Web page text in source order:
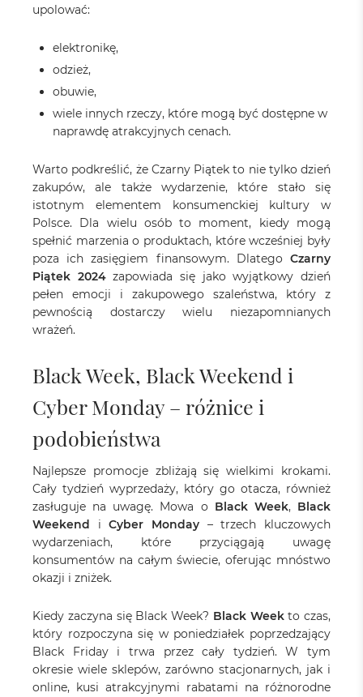
upolować:
elektronikę,
odzież,
obuwie,
wiele innych rzeczy, które mogą być dostępne w
naprawdę atrakcyjnych cenach.
Warto podkreślić, że Czarny Piątek to nie tylko dzień
zakupów, ale także wydarzenie, które stało się
istotnym elementem konsumenckiej kultury w
Polsce. Dla wielu osób to moment, kiedy mogą
spełnić marzenia o produktach, które wcześniej były
poza ich zasięgiem finansowym. Dlatego Czarny
Piątek 2024zapowiada się jako wyjątkowy dzień
pełen emocji i zakupowego szaleństwa, który z
pewnością dostarczy wielu niezapomnianych
wrażeń.
Black Week, Black Weekend i
Cyber Monday – różnice i
podobieństwa
Najlepsze promocje zbliżają się wielkimi krokami.
Cały tydzień wyprzedaży, który go otacza, również
zasługuje na uwagę. Mowa o Black Week, Black
Weekend iCyber Monday – trzech kluczowych
wydarzeniach, które przyciągają uwagę
konsumentów na całym świecie, oferując mnóstwo
okazji i zniżek.
Kiedy zaczyna się Black Week? Black Weekto czas,
który rozpoczyna się w poniedziałek poprzedzający
Black Friday i trwa przez cały tydzień. W tym
okresie wiele sklepów, zarówno stacjonarnych, jak i
online, kusi atrakcyjnymi rabatami na różnorodne